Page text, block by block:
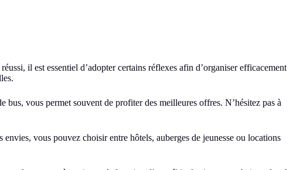
il est essentiel d’adopter certains réflexes afin d’organiser efficacement
vous permet souvent de profiter des meilleures offres. N’hésitez pas à
vous pouvez choisir entre hôtels, auberges de jeunesse ou locations